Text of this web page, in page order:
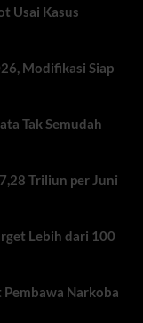
Usai Kasus
Modifikasi Siap
Tak Semudah
Triliun per Juni
Lebih dari 100
Narkoba